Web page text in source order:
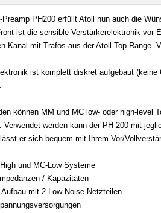
Preamp PH200 erfüllt Atoll nun auch die
ist die sensible Verstärkerelektronik vor
Kanal mit Trafos aus der Atoll-Top-Range.
ist komplett diskret aufgebaut
können MM und MC low- oder high-level
Verwendet werden kann der PH 200 mit
er sich bequem mit Ihrem Vor/
und MC-Low Systeme
/ Kapazitäten
mit 2 Low-Noise Netzteilen